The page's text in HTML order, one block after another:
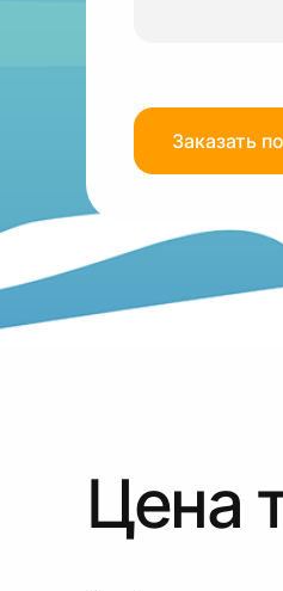
Заказать
Цена